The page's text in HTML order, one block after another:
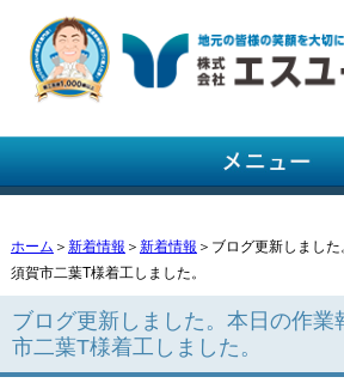
ホーム ＞ 新着情報 ＞ 新着情報 ＞ブログ更新しまし
須賀市二葉T様着工しました。
ブログ更新しました。本日の作業
市二葉T様着工しました。